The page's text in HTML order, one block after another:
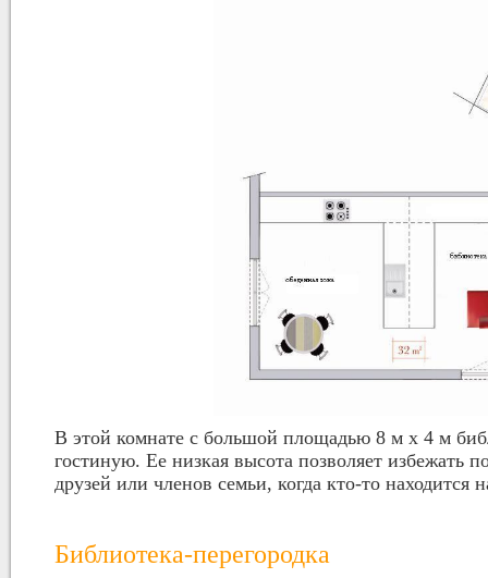
В этой комнате с большой площадью 8 м x 4 м
гостиную. Ее низкая высота позволяет избежать
друзей или членов семьи, когда кто-то находится
Библиотека-перегородка